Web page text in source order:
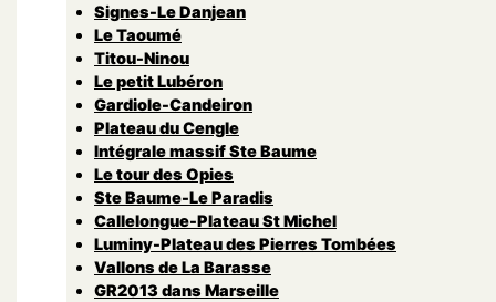
Signes-Le Danjean
Le Taoumé
Titou-Ninou
Le petit Lubéron
Gardiole-Candeiron
Plateau du Cengle
Intégrale massif Ste Baume
Le tour des Opies
Ste Baume-Le Paradis
Callelongue-Plateau St Michel
Luminy-Plateau des Pierres Tombées
Vallons de La Barasse
GR2013 dans Marseille